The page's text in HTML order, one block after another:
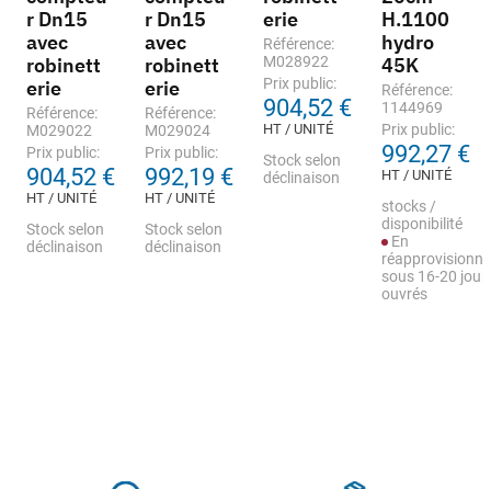
r Dn15
avec
robinett
erie
Référence:
M029022
Prix public:
904,52 €
HT / UNITÉ
Stock selon
déclinaison
r Dn15
avec
robinett
erie
Référence:
M029024
Prix public:
992,19 €
HT / UNITÉ
Stock selon
déclinaison
erie
Référence:
M028922
Prix public:
904,52 €
HT / UNITÉ
Stock selon
déclinaison
H.1100
hydro
45K
Référence:
1144969
Prix public:
992,27 €
HT / UNITÉ
stocks /
disponibilité
En
sous 16-20
ouvrés